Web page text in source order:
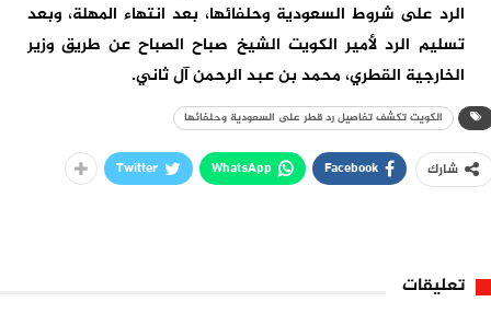
الرد على شروط السعودية وحلفائها، بعد انتهاء المهلة، وبعد
تسليم الرد لأمير الكويت الشيخ صباح الصباح عن طريق وزير
الخارجية القطري، محمد بن عبد الرحمن آل ثاني.
الكويت تكشف تفاصيل رد قطر على السعودية وحلفائها
شارك Facebook
WhatsApp
Twitter
تعليقات